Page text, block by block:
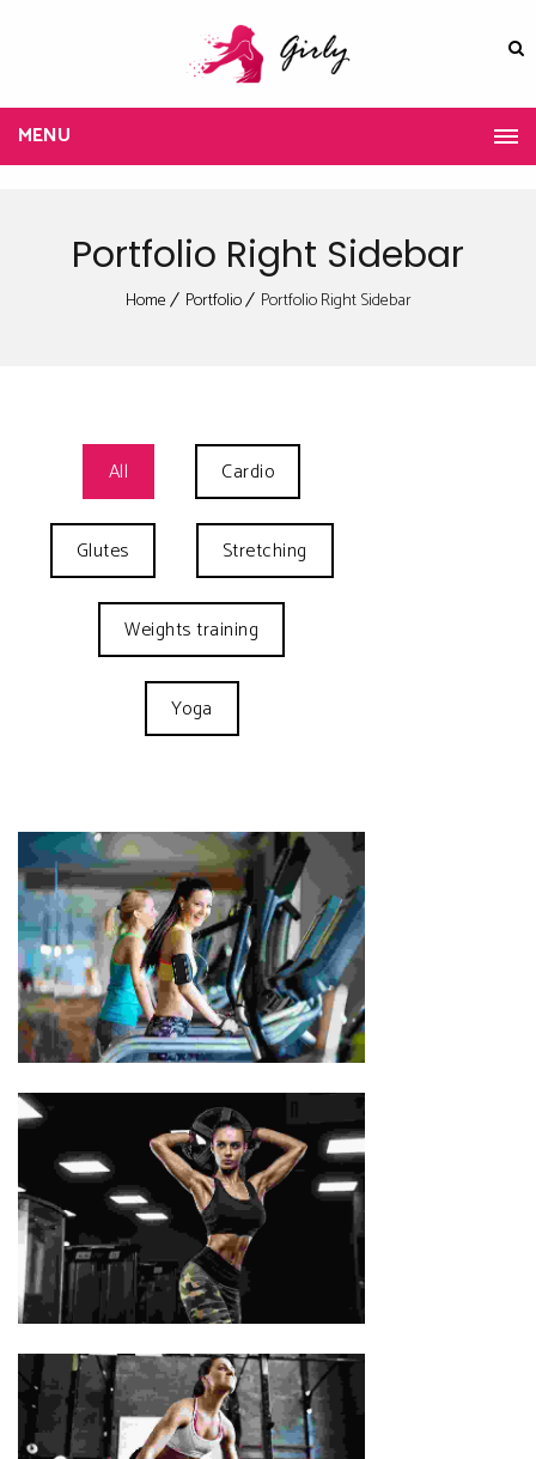
MENU
Portfolio Right Sidebar
Home Portfolio Portfolio Right Sidebar
All Cardio
Glutes Stretching
Weights training
Yoga